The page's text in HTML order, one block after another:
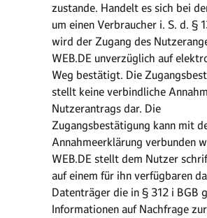
zustande. Handelt es sich bei
um einen Verbraucher i. S. d. §
wird der Zugang des
WEB.DE unverzüglich auf
Weg bestätigt. Die
stellt keine verbindliche
Nutzerantrags dar. Die
Zugangsbestätigung kann mit
Annahmeerklärung verbunden
WEB.DE stellt dem Nutzer
auf einem für ihn verfügbaren
Datenträger die in § 312 i BGB
Informationen auf Nachfrage zur